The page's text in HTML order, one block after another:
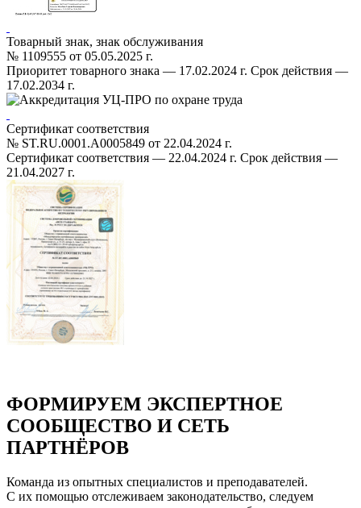
Товарный знак, знак обслуживания
№ 1109555 от 05.05.2025 г.
Приоритет товарного знака — 17.02.2024 г. Срок действия —
17.02.2034 г.
Сертификат соответствия
№ ST.RU.0001.A0005849 от 22.04.2024 г.
Cертификат соответствия — 22.04.2024 г. Срок действия —
21.04.2027 г.
ФОРМИРУЕМ ЭКСПЕРТНОЕ
СООБЩЕСТВО И СЕТЬ
ПАРТНЁРОВ
Команда из опытных специалистов и преподавателей.
С их помощью отслеживаем законодательство, следуем